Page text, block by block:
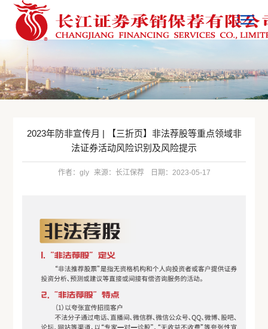
2023年防非宣传月 | 【三折页】非法荐股等重点领域非
法证券活动风险识别及风险提示
作者：gly 来源：长江保荐 日期：2023-05-17